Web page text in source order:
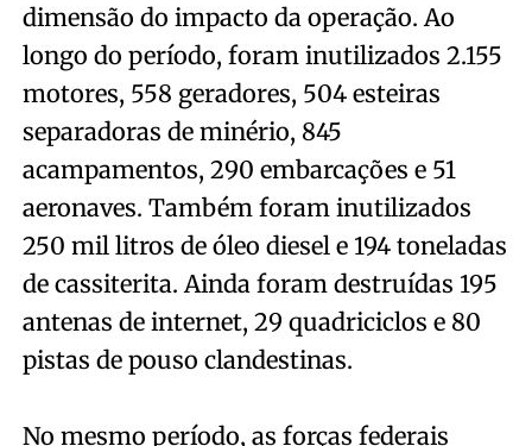
dimensão do impacto da operação. Ao
longo do período, foram inutilizados 2.155
motores, 558 geradores, 504 esteiras
separadoras de minério, 845
acampamentos, 290 embarcações e 51
aeronaves. Também foram inutilizados
250 mil litros de óleo diesel e 194 toneladas
de cassiterita. Ainda foram destruídas 195
antenas de internet, 29 quadriciclos e 80
pistas de pouso clandestinas.
No mesmo período, as forças federais